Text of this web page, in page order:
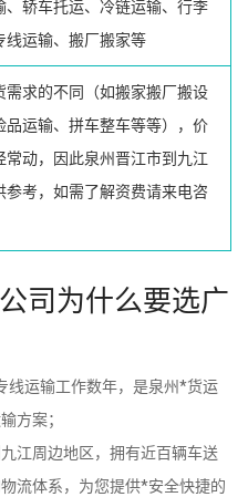
、轿车托运、冷链运输、行李
线运输、搬厂搬家等
需求的不同（如搬家搬厂搬设
品运输、拼车整车等等），价
常动，因此泉州晋江市到九江
参考，如需了解资费请来电咨
司为什么要选广
线运输工作数年，是泉州*货运
方案；
江周边地区，拥有近百辆车送
流体系，为您提供*安全快捷的